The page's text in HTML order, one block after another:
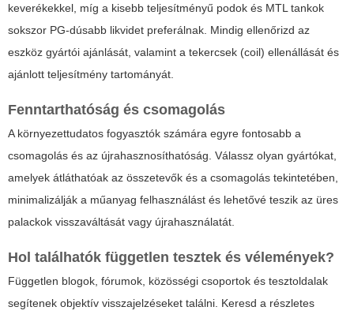
keverékekkel, míg a kisebb teljesítményű podok és MTL tankok
sokszor PG-dúsabb likvidet preferálnak. Mindig ellenőrizd az
eszköz gyártói ajánlását, valamint a tekercsek (coil) ellenállását és
ajánlott teljesítmény tartományát.
Fenntarthatóság és csomagolás
A környezettudatos fogyasztók számára egyre fontosabb a
csomagolás és az újrahasznosíthatóság. Válassz olyan gyártókat,
amelyek átláthatóak az összetevők és a csomagolás tekintetében,
minimalizálják a műanyag felhasználást és lehetővé teszik az üres
palackok visszaváltását vagy újrahasználatát.
Hol találhatók független tesztek és vélemények?
Független blogok, fórumok, közösségi csoportok és tesztoldalak
segítenek objektív visszajelzéseket találni. Keresd a részletes